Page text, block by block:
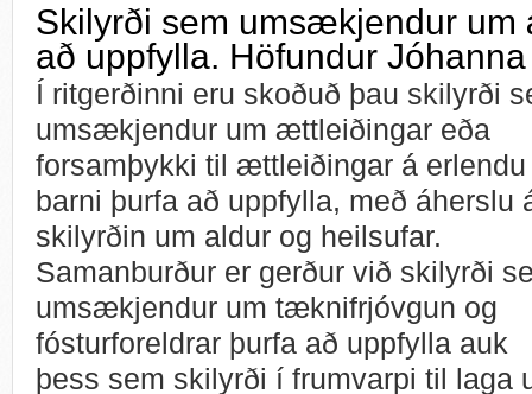
Skilyrði sem umsækjendur
að uppfylla. Höfundur
Í ritgerðinni eru skoðuð þau skilyrði
umsækjendur um ættleiðingar eða
forsamþykki til ættleiðingar á erlendu
barni þurfa að uppfylla, með áherslu
skilyrðin um aldur og heilsufar.
Samanburður er gerður við skilyrði
umsækjendur um tæknifrjóvgun og
fósturforeldrar þurfa að uppfylla auk
þess sem skilyrði í frumvarpi til laga